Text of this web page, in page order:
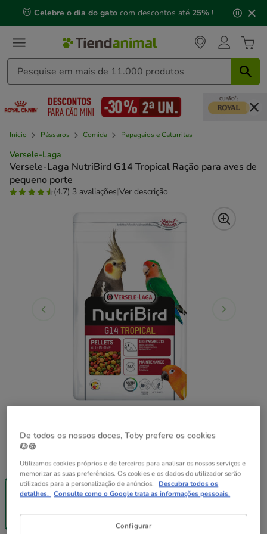
mensagem,
🐱 Celebre o dia do gato com descontos até 25% !
Início Pássaros Comida Papagaios e Caturritas
Versele-Laga
Versele-Laga NutriBird G14 Tropical Ração para aves de
pequeno porte
(4.7) 3 avaliações|Ver descrição
Peso:
1 kg
-25% na 2ª
un.
De todos os nossos doces, Toby prefere os cookies
🐶🍪
Utilizamos cookies próprios e de terceiros para analisar os nossos serviços e
memorizar as suas preferências. Os cookies e os dados do utilizador serão
utilizados para a personalização de anúncios. Descubra todos os
detalhes. Consulte como o Google trata as informações pessoais.
Configurar